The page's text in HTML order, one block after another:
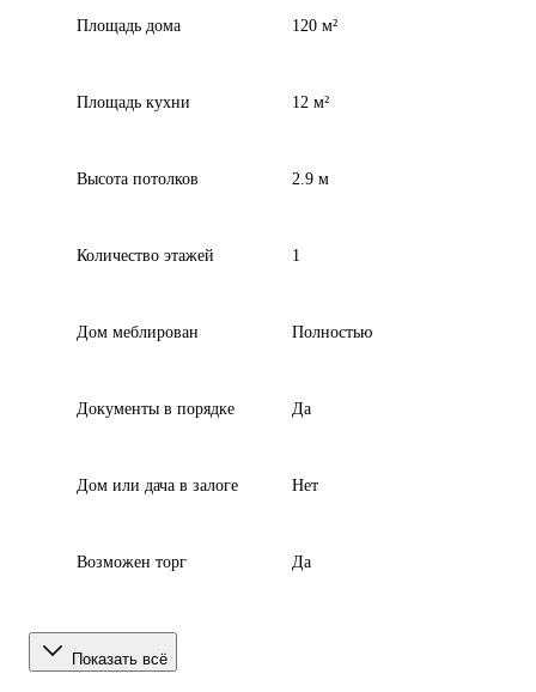
Площадь дома 120 м²
Площадь кухни 12 м²
Высота потолков 2.9 м
Количество этажей 1
Дом меблирован Полностью
Документы в порядке Да
Дом или дача в залоге Нет
Возможен торг Да
Показать всё